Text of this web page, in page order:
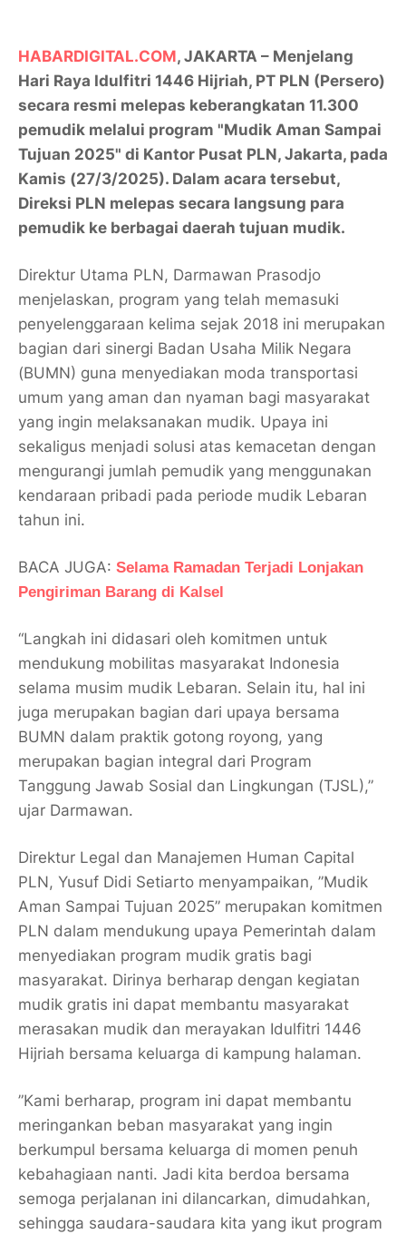
HABARDIGITAL.COM, JAKARTA – Menjelang
Hari Raya Idulfitri 1446 Hijriah, PT PLN (Persero)
secara resmi melepas keberangkatan 11.300
pemudik melalui program "Mudik Aman Sampai
Tujuan 2025" di Kantor Pusat PLN, Jakarta, pada
Kamis (27/3/2025). Dalam acara tersebut,
Direksi PLN melepas secara langsung para
pemudik ke berbagai daerah tujuan mudik.
Direktur Utama PLN, Darmawan Prasodjo
menjelaskan, program yang telah memasuki
penyelenggaraan kelima sejak 2018 ini merupakan
bagian dari sinergi Badan Usaha Milik Negara
(BUMN) guna menyediakan moda transportasi
umum yang aman dan nyaman bagi masyarakat
yang ingin melaksanakan mudik. Upaya ini
sekaligus menjadi solusi atas kemacetan dengan
mengurangi jumlah pemudik yang menggunakan
kendaraan pribadi pada periode mudik Lebaran
tahun ini.
BACA JUGA: Selama Ramadan Terjadi Lonjakan
Pengiriman Barang di Kalsel
“Langkah ini didasari oleh komitmen untuk
mendukung mobilitas masyarakat Indonesia
selama musim mudik Lebaran. Selain itu, hal ini
juga merupakan bagian dari upaya bersama
BUMN dalam praktik gotong royong, yang
merupakan bagian integral dari Program
Tanggung Jawab Sosial dan Lingkungan (TJSL),”
ujar Darmawan.
Direktur Legal dan Manajemen Human Capital
PLN, Yusuf Didi Setiarto menyampaikan, ”Mudik
Aman Sampai Tujuan 2025” merupakan komitmen
PLN dalam mendukung upaya Pemerintah dalam
menyediakan program mudik gratis bagi
masyarakat. Dirinya berharap dengan kegiatan
mudik gratis ini dapat membantu masyarakat
merasakan mudik dan merayakan Idulfitri 1446
Hijriah bersama keluarga di kampung halaman.
”Kami berharap, program ini dapat membantu
meringankan beban masyarakat yang ingin
berkumpul bersama keluarga di momen penuh
kebahagiaan nanti. Jadi kita berdoa bersama
semoga perjalanan ini dilancarkan, dimudahkan,
sehingga saudara-saudara kita yang ikut program